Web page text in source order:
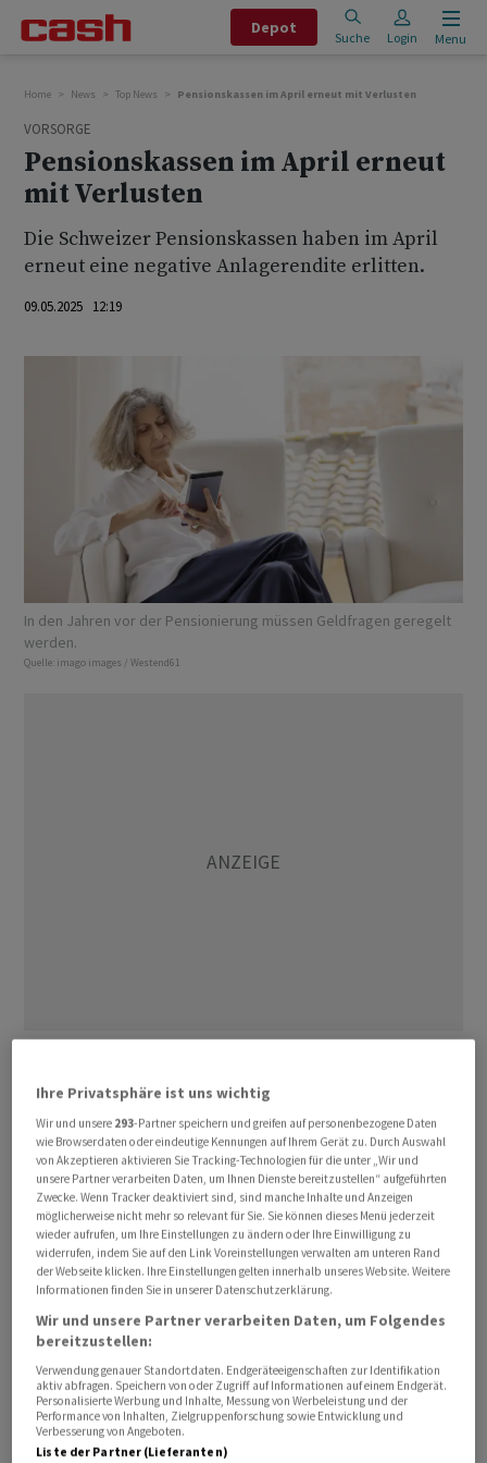
Depot
Suche Login Menu
Home News Top News Pensionskassen im April erneut mit Verlusten
VORSORGE
Pensionskassen im April erneut
mit Verlusten
Die Schweizer Pensionskassen haben im April
erneut eine negative Anlagerendite erlitten.
09.05.2025 12:19
In den Jahren vor der Pensionierung müssen Geldfragen geregelt
werden.
Quelle: imago images / Westend61
autonomen Pensionskassen erzielten auf ihren
verwalteten Vorsorgegeldern nach Abzug von Gebühren
eine durchschnittliche Performance von -1,0 Prozent.
Die Spanne der Ergebnisse reichte von -2,8 bis +0,9
Prozent, wie die jüngste monatliche Auswertung der
UBSzeigt, die am Freitag veröffentlicht wurde. Seit
Jahresbeginn liegt die Gesamtperformance damit bei
Besonders kleine Vorsorgeeinrichtungen mit weniger
als 300 Millionen Franken verwalteten Vermögen
schnitten den Angaben zufolge mit einem mittleren
Verlust von -1,1 Prozent schlechter ab als grössere
Ihre Privatsphäre ist uns wichtig
Wir und unsere 293-Partner speichern und greifen auf personenbezogene Daten
wie Browserdaten oder eindeutige Kennungen auf Ihrem Gerät zu. Durch Auswahl
von Akzeptieren aktivieren Sie Tracking-Technologien für die unter „Wir und
unsere Partner verarbeiten Daten, um Ihnen Dienste bereitzustellen“ aufgeführten
Zwecke. Wenn Tracker deaktiviert sind, sind manche Inhalte und Anzeigen
möglicherweise nicht mehr so relevant für Sie. Sie können dieses Menü jederzeit
wieder aufrufen, um Ihre Einstellungen zu ändern oder Ihre Einwilligung zu
widerrufen, indem Sie auf den Link Voreinstellungen verwalten am unteren Rand
der Webseite klicken. Ihre Einstellungen gelten innerhalb unseres Website. Weitere
Informationen finden Sie in unserer Datenschutzerklärung.
Wir und unsere Partner verarbeiten Daten, um Folgendes
bereitzustellen:
Verwendung genauer Standortdaten. Endgeräteeigenschaften zur Identifikation
aktiv abfragen. Speichern von oder Zugriff auf Informationen auf einem Endgerät.
Personalisierte Werbung und Inhalte, Messung von Werbeleistung und der
Performance von Inhalten, Zielgruppenforschung sowie Entwicklung und
Verbesserung von Angeboten.
Liste der Partner (Lieferanten)